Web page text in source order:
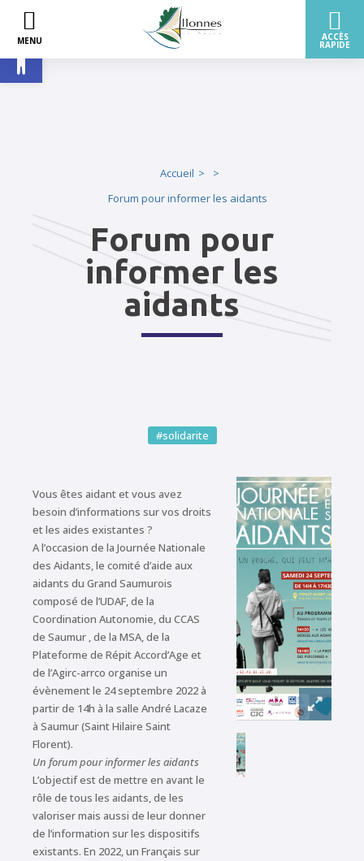
Ouvrir la barre d’outils
Accueil
Forum pour informer les aidants
Forum pour
informer les
aidants
#solidarite
Vous êtes aidant et vous avez
besoin d’informations sur vos droits
et les aides existantes ?
A l’occasion de la Journée Nationale
des Aidants, le comité d’aide aux
aidants du Grand Saumurois
composé de l’UDAF, de la
Coordination Autonomie, du CCAS
de Saumur , de la MSA, de la
Plateforme de Répit Accord’Age et
de l’Agirc-arrco organise un
évènement le 24 septembre 2022 à
partir de 14h à la salle André Lacaze
à Saumur (Saint Hilaire Saint
Florent).
Un forum pour informer les aidants
L’objectif est de mettre en avant le
rôle de tous les aidants, de les
valoriser mais aussi de leur donner
de l’information sur les dispositifs
existants. En 2022, un Français sur